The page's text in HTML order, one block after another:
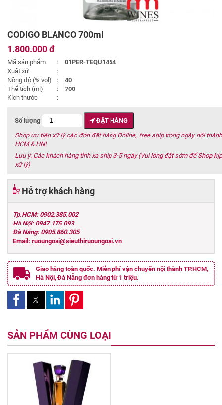
CODIGO BLANCO 700ml
1.800.000 đ
Mã sản phẩm :
01PER-TEQU1454
Xuất xứ
:
Nồng độ (% vol)
:
40
Thể tích (ml)
:
700
Kích thước
:
Số lượng
ĐẶT HÀNG
Shop ưu tiên xữ lý các đơn đặt hàng Online, free ship trong ngày nội thành
HCM & HN!
Lưu ý: Các khách hàng tỉnh xa ship 3-5 ngày (Vui lòng đặt sớm để Shop kịp
xữ lý)
Hỗ trợ khách hàng
Tp.HCM: 0902.385.002
Hà Nội: 0947.175.093
Đà Nẵng: 0905.860.305
Email: ruoungoai@sieuthiruoungoai.vn
Giao hàng toàn quốc. Miễn phí vận chuyển nội thành TP.HCM,
Hà Nội, Đà Nẵng đơn hàng từ 1 triệu.
SẢN PHẨM CÙNG LOẠI